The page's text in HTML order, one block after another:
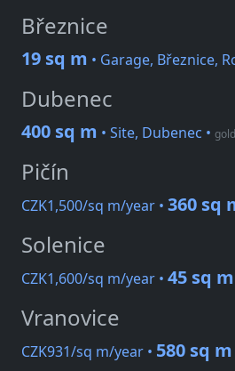
Březnice
19 sq m • Garage, Březnice,
Dubenec
400 sq m • Site, Dubenec •
Pičín
CZK1,500/sq m/year • 360 sq
Solenice
CZK1,600/sq m/year • 45 sq m
Vranovice
CZK931/sq m/year • 580 sq m